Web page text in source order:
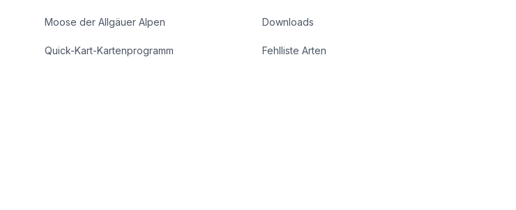
Moose der Allgäuer Alpen
Quick-Kart-Kartenprogramm
Downloads
Fehlliste Arten